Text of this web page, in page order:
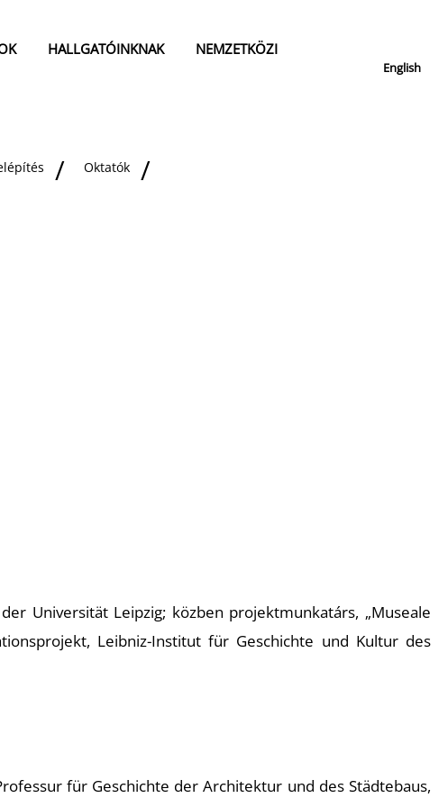
HALLGATÓINKNAK
NEMZETKÖZI
English
Oktatók
Universität Leipzig; közben projektmunkatárs, „Museale
Leibniz-Institut für Geschichte und Kultur des
für Geschichte der Architektur und des Städtebaus,